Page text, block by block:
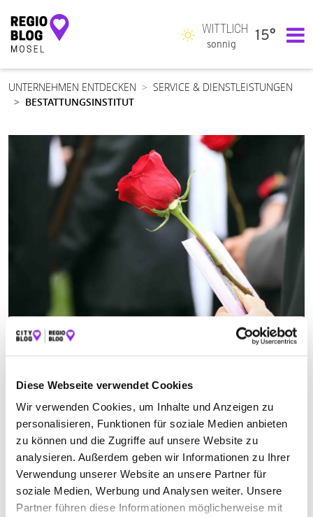
Diese Webseite verwendet Cookies
Wir verwenden Cookies, um Inhalte und Anzeigen zu
personalisieren, Funktionen für soziale Medien anbieten
zu können und die Zugriffe auf unsere Website zu
analysieren. Außerdem geben wir Informationen zu Ihrer
Verwendung unserer Website an unsere Partner für
soziale Medien, Werbung und Analysen weiter. Unsere
Partner führen diese Informationen möglicherweise mit
Hauptnavigation
WITTLICH
sonnig
15°
UNTERNEHMEN ENTDECKEN
SERVICE & DIENSTLEISTUNGEN
BESTATTUNGSINSTITUT
Jetzt geöffnet
Suchen nach
Finden